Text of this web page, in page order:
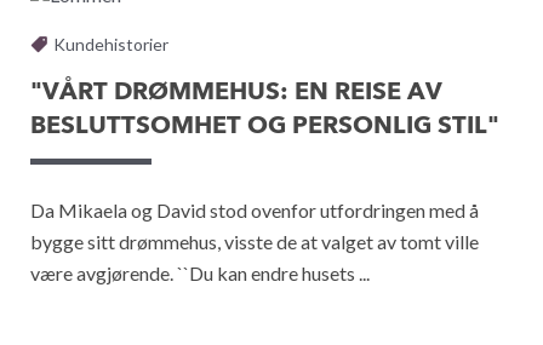
Kundehistorier
"VÅRT DRØMMEHUS: EN REISE AV
BESLUTTSOMHET OG PERSONLIG STIL"
Da Mikaela og David stod ovenfor utfordringen med å
bygge sitt drømmehus, visste de at valget av tomt ville
være avgjørende. ``Du kan endre husets ...